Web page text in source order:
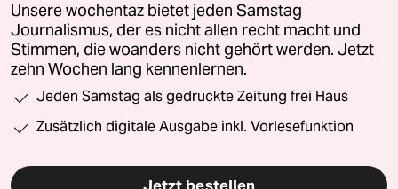
Unsere wochentaz bietet jeden Samstag
Journalismus, der es nicht allen recht macht und
Stimmen, die woanders nicht gehört werden. Jetzt
zehn Wochen lang kennenlernen.
Jeden Samstag als gedruckte Zeitung frei Haus
Zusätzlich digitale Ausgabe inkl. Vorlesefunktion